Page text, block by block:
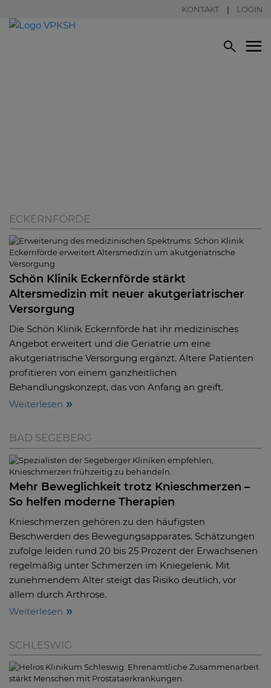
KONTAKT LOGIN
ECKERNFÖRDE
Schön Klinik Eckernförde stärkt
Altersmedizin mit neuer akutgeriatrischer
Versorgung
Die Schön Klinik Eckernförde hat ihr medizinisches
Angebot erweitert und die Geriatrie um eine
akutgeriatrische Versorgung ergänzt. Ältere Patienten
profitieren von einem ganzheitlichen
Behandlungskonzept, das von Anfang an greift.
Weiterlesen
BAD SEGEBERG
Mehr Beweglichkeit trotz Knieschmerzen –
So helfen moderne Therapien
Knieschmerzen gehören zu den häufigsten
Beschwerden des Bewegungsapparates. Schätzungen
zufolge leiden rund 20 bis 25 Prozent der Erwachsenen
regelmäßig unter Schmerzen im Kniegelenk. Mit
zunehmendem Alter steigt das Risiko deutlich, vor
allem durch Arthrose.
Weiterlesen
SCHLESWIG